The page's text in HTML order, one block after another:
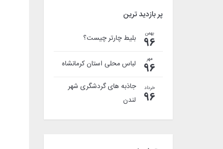
پر بازدید ترین
بهمن
96 بلیط چارتر چیست؟
مهر
96 لباس محلی استان کرمانشاه
خرداد
96
جاذبه های گردشگری شهر
لندن